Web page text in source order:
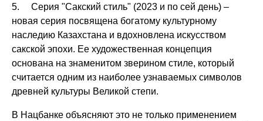
5. Серия "Сакский стиль" (2023 и по сей день) –
новая серия посвящена богатому культурному
наследию Казахстана и вдохновлена искусством
сакской эпохи. Ее художественная концепция
основана на знаменитом зверином стиле, который
считается одним из наиболее узнаваемых символов
древней культуры Великой степи.
В Нацбанке объясняют это не только применением